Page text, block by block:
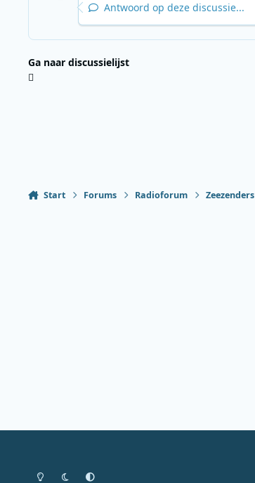
Antwoord op deze discussie...
Ga naar discussielijst
Start Forums Radioforum Zeezenders
Heldere modus
Donkere modus
Systeemvoorkeur